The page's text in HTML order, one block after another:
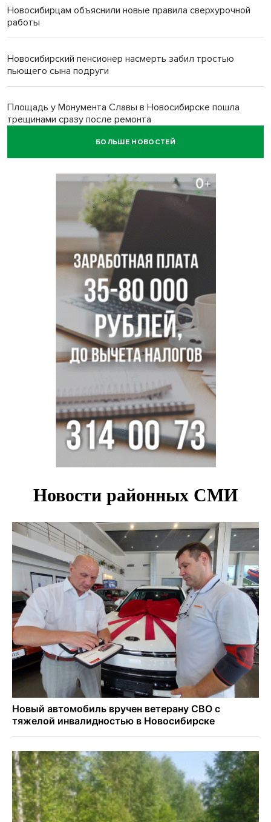
Новосибирцам объяснили новые правила сверхурочной
работы
Новосибирский пенсионер насмерть забил тростью
пьющего сына подруги
Площадь у Монумента Славы в Новосибирске пошла
трещинами сразу после ремонта
БОЛЬШЕ НОВОСТЕЙ